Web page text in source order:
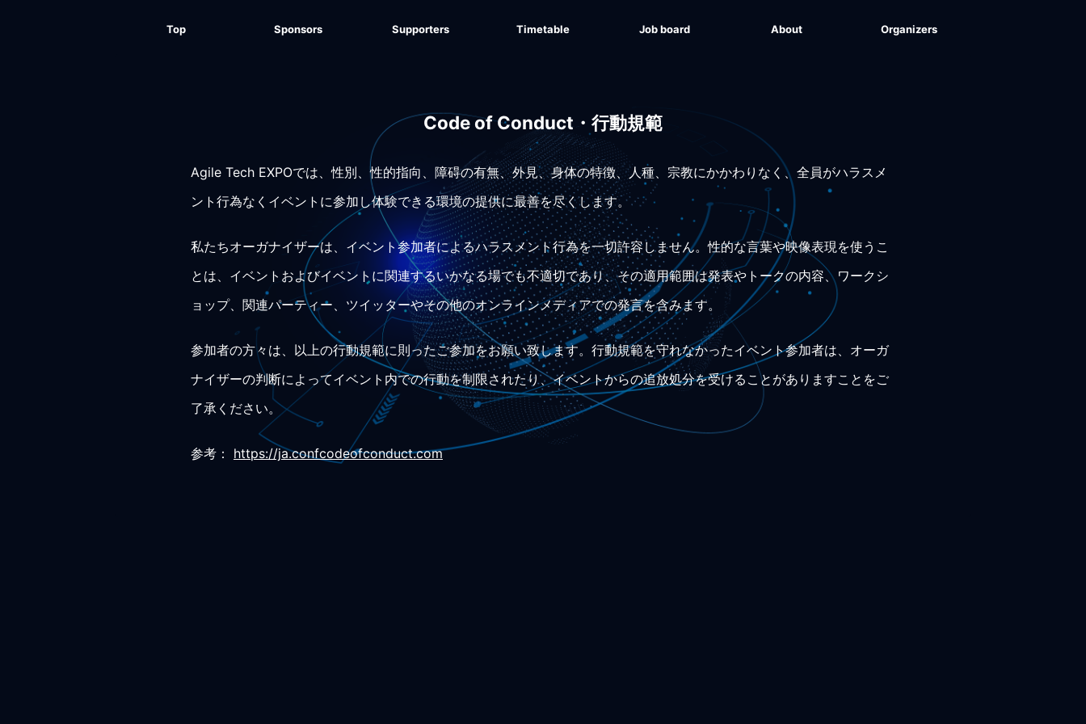
Top Sponsors Supporters Timetable Job board About Organizers
Code of Conduct・行動規範
Agile Tech EXPOでは、性別、性的指向、障碍の有無、外見、身体の特徴、人種、宗教にかかわりなく、全員がハラスメ
ント行為なくイベントに参加し体験できる環境の提供に最善を尽くします。
私たちオーガナイザーは、イベント参加者によるハラスメント行為を一切許容しません。性的な言葉や映像表現を使うこ
とは、イベントおよびイベントに関連するいかなる場でも不適切であり、その適用範囲は発表やトークの内容、ワークシ
ョップ、関連パーティー、ツイッターやその他のオンラインメディアでの発言を含みます。
参加者の方々は、以上の行動規範に則ったご参加をお願い致します。行動規範を守れなかったイベント参加者は、オーガ
ナイザーの判断によってイベント内での行動を制限されたり、イベントからの追放処分を受けることがありますことをご
了承ください。
参考： https://ja.confcodeofconduct.com